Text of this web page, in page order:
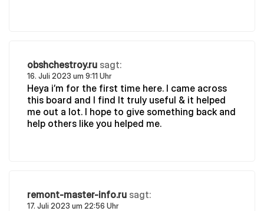
obshchestroy.ru sagt:
16. Juli 2023 um 9:11 Uhr
Heya i’m for the first time here. I came across
this board and I find It truly useful & it helped
me out a lot. I hope to give something back and
help others like you helped me.
remont-master-info.ru sagt:
17. Juli 2023 um 22:56 Uhr